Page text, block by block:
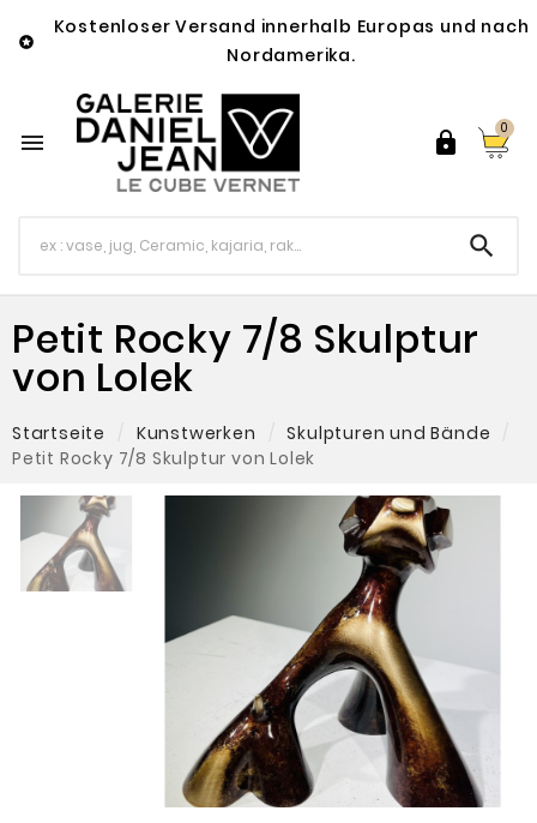

Kostenloser Versand innerhalb Europas und nach
Nordamerika.
 
0

Petit Rocky 7/8 Skulptur
von Lolek
Startseite Kunstwerken
Skulpturen und Bände
Petit Rocky 7/8 Skulptur von Lolek